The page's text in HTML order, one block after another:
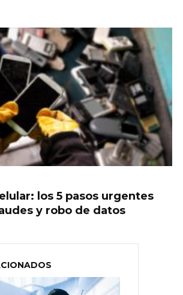
los 5 pasos urgentes
y robo de datos